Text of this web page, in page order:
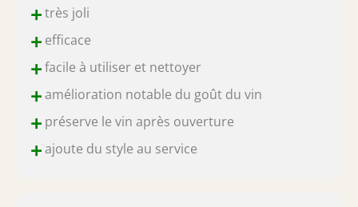
+très joli
+efficace
+facile à utiliser et nettoyer
+amélioration notable du goût du vin
+préserve le vin après ouverture
+ajoute du style au service